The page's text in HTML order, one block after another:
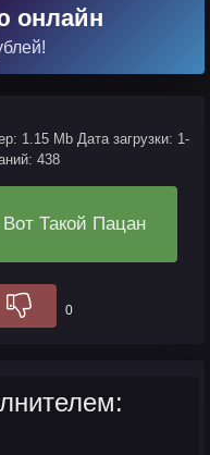
онлайн
1.15 Mb Дата загрузки: 1-
438
Вот Такой Пацан
0